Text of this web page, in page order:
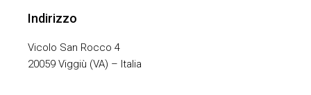
Indirizzo
Vicolo San Rocco 4
20059 Viggiù (VA) – Italia